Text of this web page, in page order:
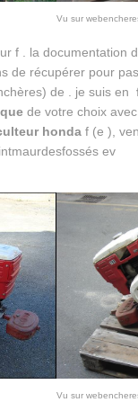
Vu sur
f . la documentation
de récupérer pour
de . je suis en
de votre choix
hondaf (e ),
ev
Vu sur